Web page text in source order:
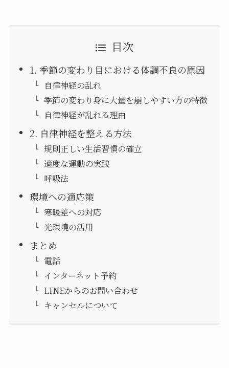
目次
1. 季節の変わり目における体調不良の原因
自律神経の乱れ
季節の変わり身に大量を崩しやすい方の特徴
自律神経が乱れる理由
2. 自律神経を整える方法
規則正しい生活習慣の確立
適度な運動の実践
呼吸法
環境への適応策
寒暖差への対応
光環境の活用
まとめ
電話
インターネット予約
LINEからのお問い合わせ
キャンセルについて